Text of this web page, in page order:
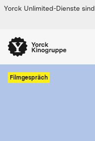
Yorck Unlimited-Dienste
Filmgespräch